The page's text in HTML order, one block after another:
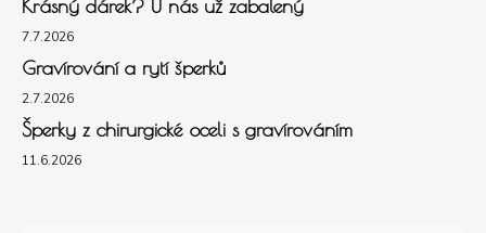
Krásný dárek? U nás už zabalený
7.7.2026
Gravírování a rytí šperků
2.7.2026
Šperky z chirurgické oceli s gravírováním
11.6.2026